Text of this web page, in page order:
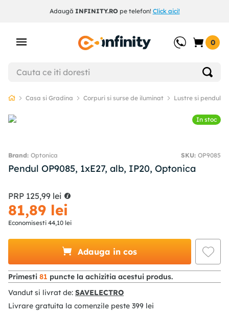
Adaugă INFINITY.ROpe telefon! Click aici!
0
Casa si Gradina Corpuri si surse de iluminat Lustre si pendule
In stoc
Optonica SKU: OP9085
Pendul OP9085, 1xE27, alb, IP20, Optonica
PRP 125,99 lei
81,89 lei
Economisesti 44,10 lei
Adauga in cos
Primesti 81 puncte la achizitia acestui produs.
Vandut si livrat de: SAVELECTRO
Livrare gratuita la comenzile peste 399 lei